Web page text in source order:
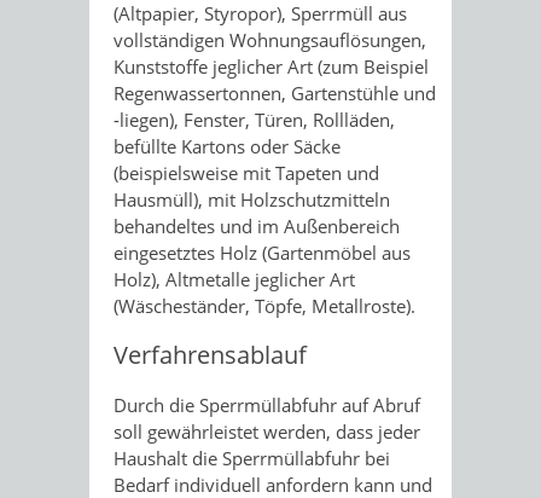
(Altpapier, Styropor), Sperrmüll aus
vollständigen Wohnungsauflösungen,
Kunststoffe jeglicher Art (zum Beispiel
Regenwassertonnen, Gartenstühle und
-liegen), Fenster, Türen, Rollläden,
befüllte Kartons oder Säcke
(beispielsweise mit Tapeten und
Hausmüll), mit Holzschutzmitteln
behandeltes und im Außenbereich
eingesetztes Holz (Gartenmöbel aus
Holz), Altmetalle jeglicher Art
(Wäscheständer, Töpfe, Metallroste).
Verfahrensablauf
Durch die Sperrmüllabfuhr auf Abruf
soll gewährleistet werden, dass jeder
Haushalt die Sperrmüllabfuhr bei
Bedarf individuell anfordern kann und